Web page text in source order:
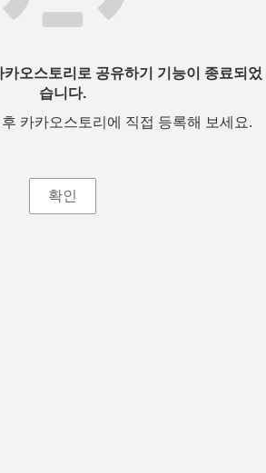
오스토리로 공유하기 기능이 종료되었
습니다.
카카오스토리에 직접 등록해 보세요.
확인